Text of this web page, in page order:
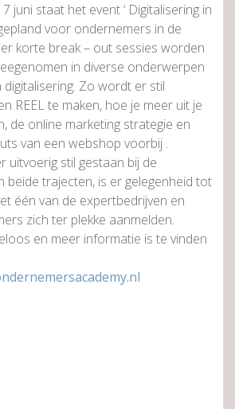
juni staat het event ‘ Digitalisering in
voor ondernemers in de
korte break – out sessies worden
in diverse onderwerpen
Zo wordt er stil
REEL te maken, hoe je meer uit je
de online marketing strategie en
van een webshop voorbij .
uitvoerig stil gestaan bij de
beide trajecten, is er gelegenheid tot
één van de expertbedrijven en
zich ter plekke aanmelden.
en meer informatie is te vinden